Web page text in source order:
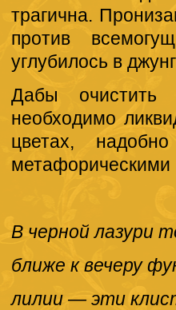
трагична.
против
углубилось в
Дабы очистить
необходимо
цветах,
метафорическими
В черной лазури
ближе к вечеру
лилии — эти